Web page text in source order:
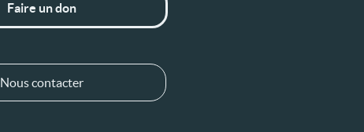
Faire un don
Nous contacter